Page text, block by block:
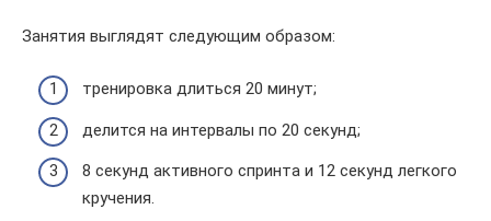
Занятия выглядят следующим образом:
тренировка длиться 20 минут;
делится на интервалы по 20 секунд;
8 секунд активного спринта и 12 секунд легкого
кручения.